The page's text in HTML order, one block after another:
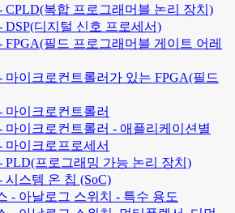
CPLD(복합 프로그래머블 논리 장치)
DSP(디지털 신호 프로세서)
FPGA(필드 프로그래머블 게이트 어레
마이크로컨트롤러가 있는 FPGA(필드
마이크로컨트롤러
마이크로컨트롤러 - 애플리케이션별
마이크로프로세서
PLD(프로그래밍 가능 논리 장치)
시스템 온 칩 (SoC)
- 아날로그 스위치 - 특수 용도